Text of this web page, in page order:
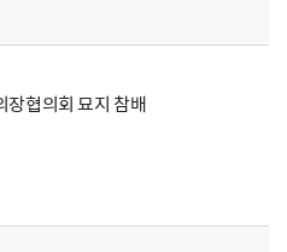
협의회 묘지 참배